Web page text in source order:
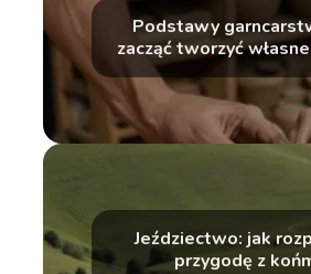
Podstawy
zacząć tworzyć
gliny
Jeździectwo: jak
przygodę z